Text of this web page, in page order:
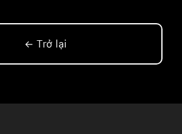
← Trở lại